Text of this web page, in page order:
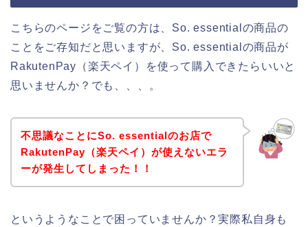
こちらのページをご覧の方は、So. essentialの商品の
ことをご存知だと思いますが、So. essentialの商品が
RakutenPay（楽天ペイ）を使って購入できたらいいと
思いませんか？でも、、、。
不思議なことにSo. essentialのお店で
RakutenPay（楽天ペイ）が使えないエラ
ーが発生してしまった！！
というようなことで困っていませんか？実際私自身も